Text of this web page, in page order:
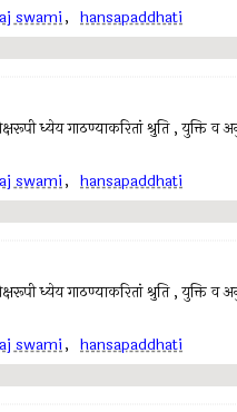
swami, hansapaddhati
ध्येय गाठण्याकरितां श्रुति , युक्ति व
swami, hansapaddhati
ध्येय गाठण्याकरितां श्रुति , युक्ति व
swami, hansapaddhati